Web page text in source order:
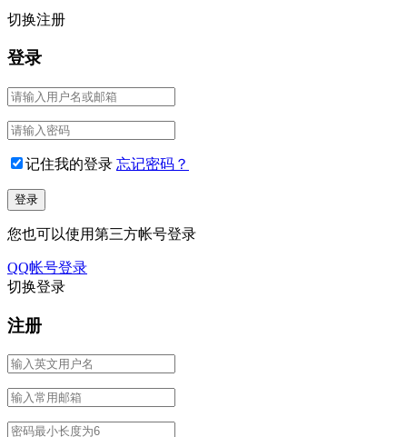
切换注册
登录
记住我的登录 忘记密码？
您也可以使用第三方帐号登录
QQ帐号登录
切换登录
注册